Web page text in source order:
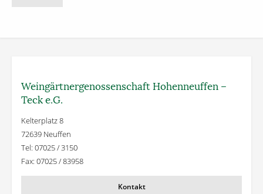
Weingärtner­genossenschaft Hohenneuffen –
Teck e.G.
Kelterplatz 8
72639 Neuffen
Tel: 07025 / 3150
Fax: 07025 / 83958
Kontakt